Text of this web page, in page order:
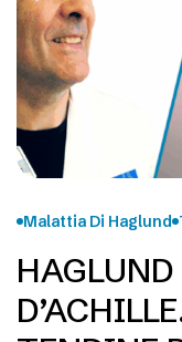
Malattia Di Haglund